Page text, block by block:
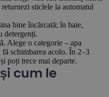
sticlele la automatul
bine încărcată; în baie,
detergenți.
Alege o categorie – apa
schimbarea acolo. În 2–3
poți trece mai departe.
cum le